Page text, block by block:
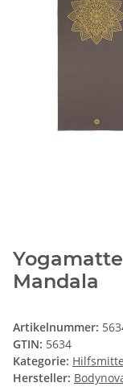
Mandala
Artikelnummer:
GTIN: 5634
Kategorie:
Hersteller: